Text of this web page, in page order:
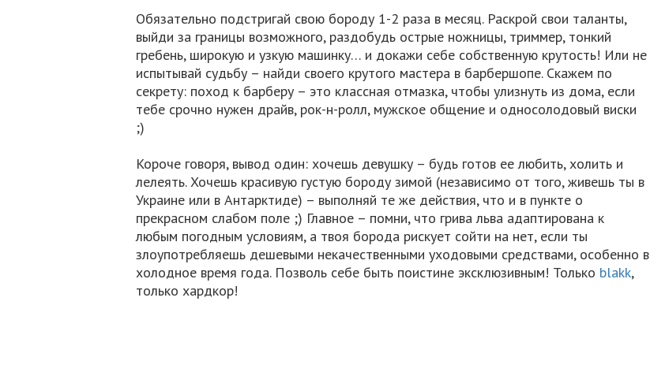
Обязательно подстригай свою бороду 1-2 раза в месяц. Раскрой свои таланты,
выйди за границы возможного, раздобудь острые ножницы, триммер, тонкий
гребень, широкую и узкую машинку… и докажи себе собственную крутость! Или не
испытывай судьбу – найди своего крутого мастера в барбершопе. Скажем по
секрету: поход к барберу – это классная отмазка, чтобы улизнуть из дома, если
тебе срочно нужен драйв, рок-н-ролл, мужское общение и односолодовый виски
;)
Короче говоря, вывод один: хочешь девушку – будь готов ее любить, холить и
лелеять. Хочешь красивую густую бороду зимой (независимо от того, живешь ты в
Украине или в Антарктиде) – выполняй те же действия, что и в пункте о
прекрасном слабом поле ;) Главное – помни, что грива льва адаптирована к
любым погодным условиям, а твоя борода рискует сойти на нет, если ты
злоупотребляешь дешевыми некачественными уходовыми средствами, особенно в
холодное время года. Позволь себе быть поистине эксклюзивным! Только blakk,
только хардкор!